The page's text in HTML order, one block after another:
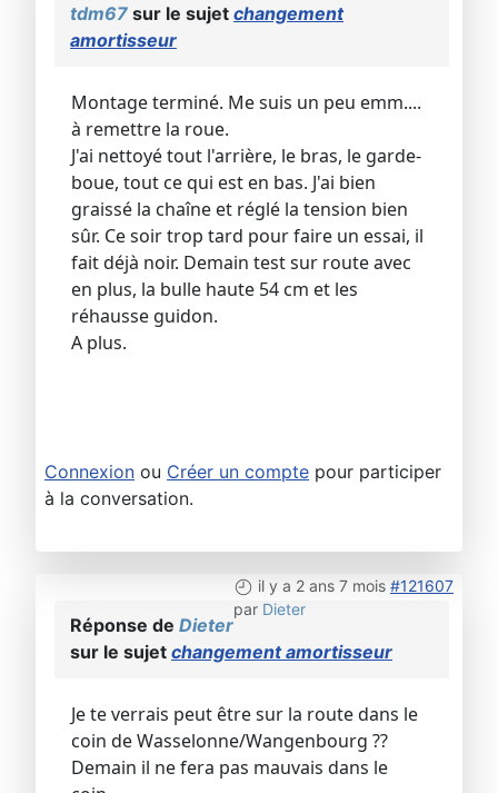
tdm67 sur le sujet changement
amortisseur
Montage terminé. Me suis un peu emm....
à remettre la roue.
J'ai nettoyé tout l'arrière, le bras, le garde-
boue, tout ce qui est en bas. J'ai bien
graissé la chaîne et réglé la tension bien
sûr. Ce soir trop tard pour faire un essai, il
fait déjà noir. Demain test sur route avec
en plus, la bulle haute 54 cm et les
réhausse guidon.
A plus.
Connexion ou Créer un compte pour participer
à la conversation.
il y a 2 ans 7 mois #121607
par Dieter
Réponse de Dieter
sur le sujet changement amortisseur
Je te verrais peut être sur la route dans le
coin de Wasselonne/Wangenbourg ??
Demain il ne fera pas mauvais dans le